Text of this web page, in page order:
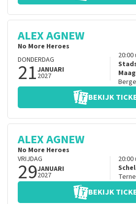
ALEX AGNEW
No More Heroes
DONDERDAG
21JANUARI
2027
20:00
BEKIJK
ALEX AGNEW
No More Heroes
VRIJDAG
29JANUARI
2027
20:00
BEKIJK